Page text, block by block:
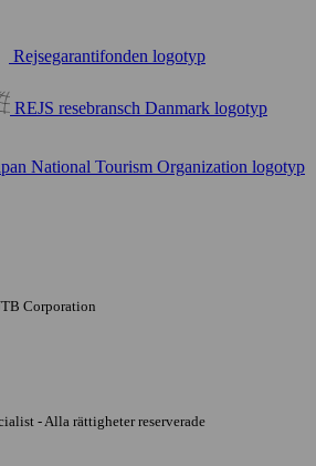
Rejsegarantifonden logotyp
REJS resebransch Danmark logotyp
National Tourism Organization logotyp
Corporation
- Alla rättigheter reserverade